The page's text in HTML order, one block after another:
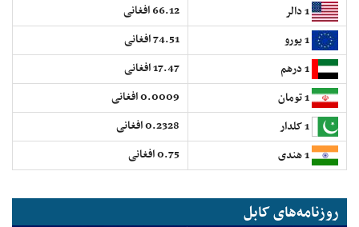
66.12 افغانی
74.51 افغانی
17.47 افغانی
0.0009 افغانی
0.2328 افغانی
0.75 افغانی
روزنامه‌های کابل